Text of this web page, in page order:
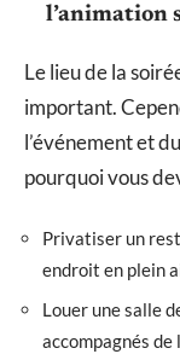
l’animation
Le lieu de la
important.
l’événement et
pourquoi vous
Privatiser un
endroit en plein
Louer une salle
accompagnés